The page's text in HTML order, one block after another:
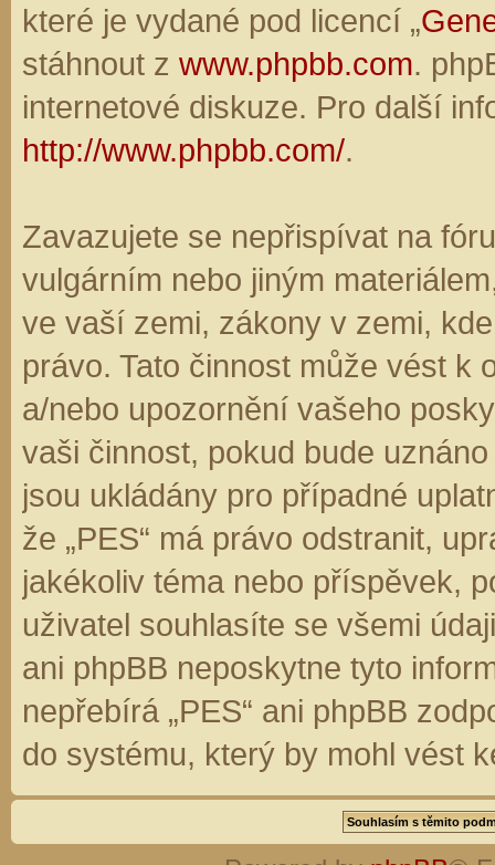
které je vydané pod licencí „
stáhnout z www.phpbb.com.
internetové diskuze. Pro další
http://www.phpbb.com/.
Zavazujete se nepřispívat na
vulgárním nebo jiným
ve vaší zemi, zákony v zemi,
právo. Tato činnost může vést k
a/nebo upozornění vašeho
vaši činnost, pokud bude
jsou ukládány pro případné
že „PES“ má právo odstranit,
jakékoliv téma nebo příspěvek,
uživatel souhlasíte se všemi
ani phpBB neposkytne tyto
nepřebírá „PES“ ani phpBB
do systému, který by mohl vést